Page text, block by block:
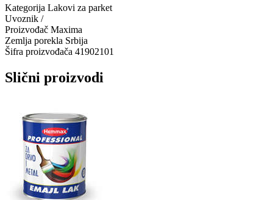
Kategorija Lakovi za parket
Uvoznik /
Proizvođač Maxima
Zemlja porekla Srbija
Šifra proizvođača 41902101
Slični proizvodi